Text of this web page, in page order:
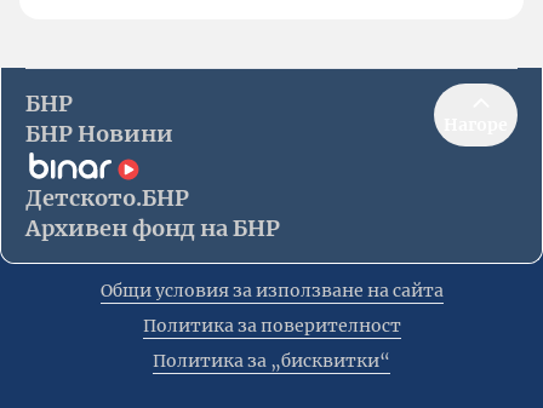
БНР
БНР Новини
Детското.БНР
Архивен фонд на БНР
Общи условия за използване на сайта
Политика за поверителност
Политика за „бисквитки“